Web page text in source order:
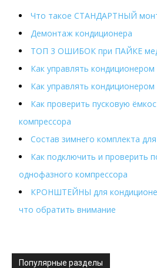
Что такое СТАНДАРТНЫЙ
Демонтаж кондиционера
ТОП 3 ОШИБОК при ПАЙКЕ
Как управлять
Как управлять
Как проверить пусковую
компрессора
Состав зимнего комплекта
Как подключить и проверить
однофазного компрессора
КРОНШТЕЙНЫ для
что обратить внимание
Популярные разделы